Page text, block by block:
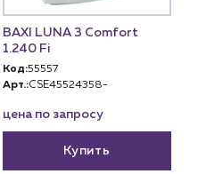
BAXI LUNA 3 Comfort
1.240 Fi
Код:55557
Арт.:CSE45524358-
цена по запросу
Купить